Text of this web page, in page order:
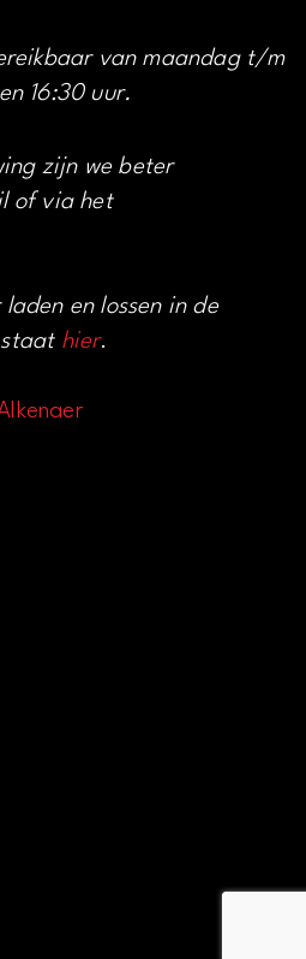
van maandag t/m
16:30 uur.
zijn we beter
of via het
en lossen in de
hier.